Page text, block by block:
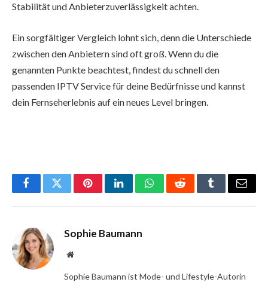
Stabilität und Anbieterzuverlässigkeit achten.
Ein sorgfältiger Vergleich lohnt sich, denn die Unterschiede
zwischen den Anbietern sind oft groß. Wenn du die
genannten Punkte beachtest, findest du schnell den
passenden IPTV Service für deine Bedürfnisse und kannst
dein Fernseherlebnis auf ein neues Level bringen.
FacebookTwitterPinterestLinkedInWhatsAppRedditTumblrEmail
Sophie Baumann
Website
Sophie Baumann ist Mode- und Lifestyle-Autorin